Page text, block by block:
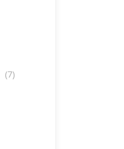
(7)